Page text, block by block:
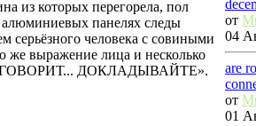
из которых перегорела, пол
панелях следы
серьёзного человека с совиными
же выражение лица и несколько
ГОВОРИТ... ДОКЛАДЫВАЙТЕ».
от
04
are
от
01